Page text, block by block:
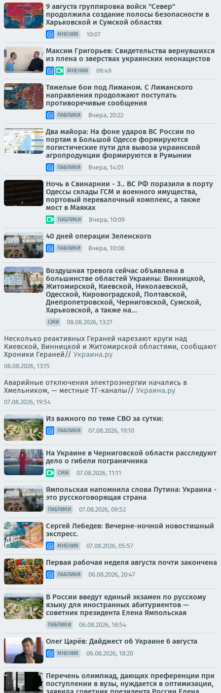
9 августа группировка войск "Север"
продолжила создание полосы безопасности в
Харьковской и Сумской областях
МНЕНИЯ 10:07
Максим Григорьев: Свидетельства вернувшихся
из плена о зверствах украинских неонацистов
МНЕНИЯ 09:49
Тяжелые бои под Лиманом. С Лиманского
направления продолжают поступать
противоречивые сообщения
ПАБЛИКИ Вчера, 20:22
Два майора: На фоне ударов ВС России по
портам в Большой Одессе формируются
логистические пути для вывоза украинской
агропродукции формируются в Румынии
ПАБЛИКИ Вчера, 14:01
Ночь в Свинарнии - 3.. ВС РФ поразили в порту
Одессы склады ГСМ и военного имущества,
портовый перевалочный комплекс, а также
мост в Маяках
ПАБЛИКИ Вчера, 10:09
40 дней операции Зеленского
ПАБЛИКИ Вчера, 10:08
Воздушная тревога сейчас объявлена в
большинстве областей Украины: Винницкой,
Житомирской, Киевской, Николаевской,
Одесской, Кировоградской, Полтавской,
Днепропетровской, Черниговской, Сумской,
Харьковской, а также на...
СМИ 08.08.2026, 13:27
Несколько реактивных Гераней нарезают круги над
Киевской, Винницкой и Житомирской областями, сообщают
Хроники Гераней// Украина.ру
08.08.2026, 13:15
Аварийные отключения электроэнергии начались в
Хмельником, — местные ТГ-каналы// Украина.ру
07.08.2026, 19:54
Из важного по теме СВО за сутки:
ПАБЛИКИ 07.08.2026, 19:10
На Украине в Черниговской области расследуют
дело о гибели пограничника
СМИ 07.08.2026, 11:11
Ямпольская напомнила слова Путина: Украина -
это русскоговорящая страна
ПАБЛИКИ 07.08.2026, 09:52
Сергей Лебедев: Вечерне-ночной новостишный
экспресс.
МНЕНИЯ 07.08.2026, 05:57
Первая рабочая неделя августа почти закончена
ПАБЛИКИ 06.08.2026, 20:47
В России введут единый экзамен по русскому
языку для иностранных абитуриентов —
советник президента Елена Ямпольская
ПАБЛИКИ 06.08.2026, 18:54
Олег Царёв: Дайджест об Украине 6 августа
МНЕНИЯ 06.08.2026, 18:20
Перечень олимпиад, дающих преференции при
поступлении в вузы, нуждается в оптимизации,